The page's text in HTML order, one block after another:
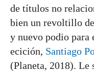
de títulos no
bien un revoltillo de
y nuevo podio para
ecición, Santiago
(Planeta, 2018). Le